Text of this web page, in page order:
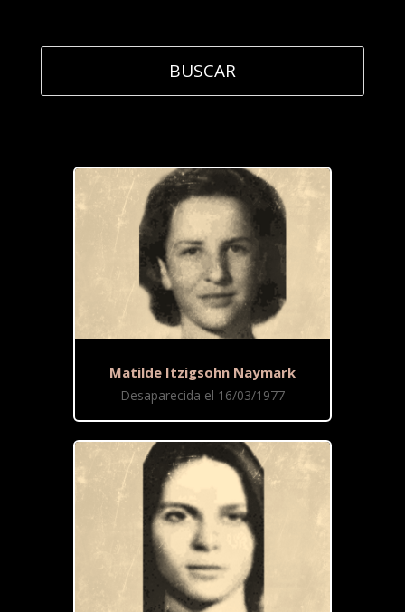
Matilde Itzigsohn Naymark
Desaparecida el 16/03/1977